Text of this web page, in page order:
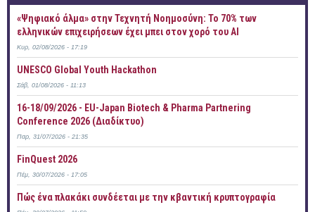
«Ψηφιακό άλμα» στην Τεχνητή Νοημοσύνη: Το 70% των
ελληνικών επιχειρήσεων έχει μπει στον χορό του AI
Κυρ, 02/08/2026 - 17:19
UNESCO Global Youth Hackathon
Σάβ, 01/08/2026 - 11:13
16-18/09/2026 - EU-Japan Biotech & Pharma Partnering
Conference 2026 (Διαδίκτυο)
Παρ, 31/07/2026 - 21:35
FinQuest 2026
Πέμ, 30/07/2026 - 17:05
Πώς ένα πλακάκι συνδέεται με την κβαντική κρυπτογραφία